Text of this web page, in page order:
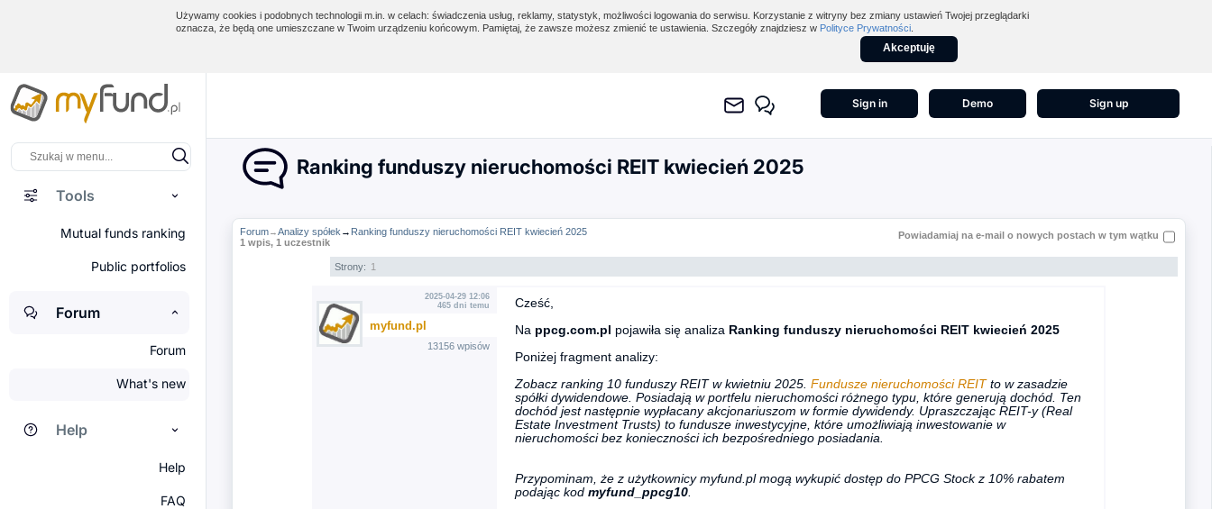
Używamy cookies i podobnych technologii m.in. w celach: świadczenia usług, reklamy, statystyk, możliwości logowania do serwisu. Korzystanie z witryny bez zmiany ustawień Twojej przeglądarki
oznacza, że będą one umieszczane w Twoim urządzeniu końcowym. Pamiętaj, że zawsze możesz zmienić te ustawienia. Szczegóły znajdziesz w Polityce Prywatności
Akceptuję
Tools
Mutual funds ranking
Public portfolios
Forum
Forum
What's new
Help
Help
FAQ
Sign in Demo Sign up
Ranking funduszy nieruchomości REIT kwiecień 2025
Forum→Analizy spółek → Ranking funduszy nieruchomości REIT kwiecień 2025
1 wpis, 1 uczestnik
Powiadamiaj na e-mail o nowych postach w tym wątku
Strony: 1
2025-04-29 12:06
465 dni temu
myfund.pl
13156 wpisów
Cześć,
Na ppcg.com.pl pojawiła się analiza Ranking funduszy nieruchomości REIT kwiecień 2025
Poniżej fragment analizy:
Zobacz ranking 10 funduszy REIT w kwietniu 2025. Fundusze nieruchomości REITto w zasadzie
spółki dywidendowe. Posiadają w portfelu nieruchomości różnego typu, które generują dochód. Ten
dochód jest następnie wypłacany akcjonariuszom w formie dywidendy. Upraszczając REIT-y (Real
Estate Investment Trusts) to fundusze inwestycyjne, które umożliwiają inwestowanie w
nieruchomości bez konieczności ich bezpośredniego posiadania.
Przypominam, że z użytkownicy myfund.pl mogą wykupić dostęp do PPCG Stock z 10% rabatem
podając kod myfund_ppcg10.